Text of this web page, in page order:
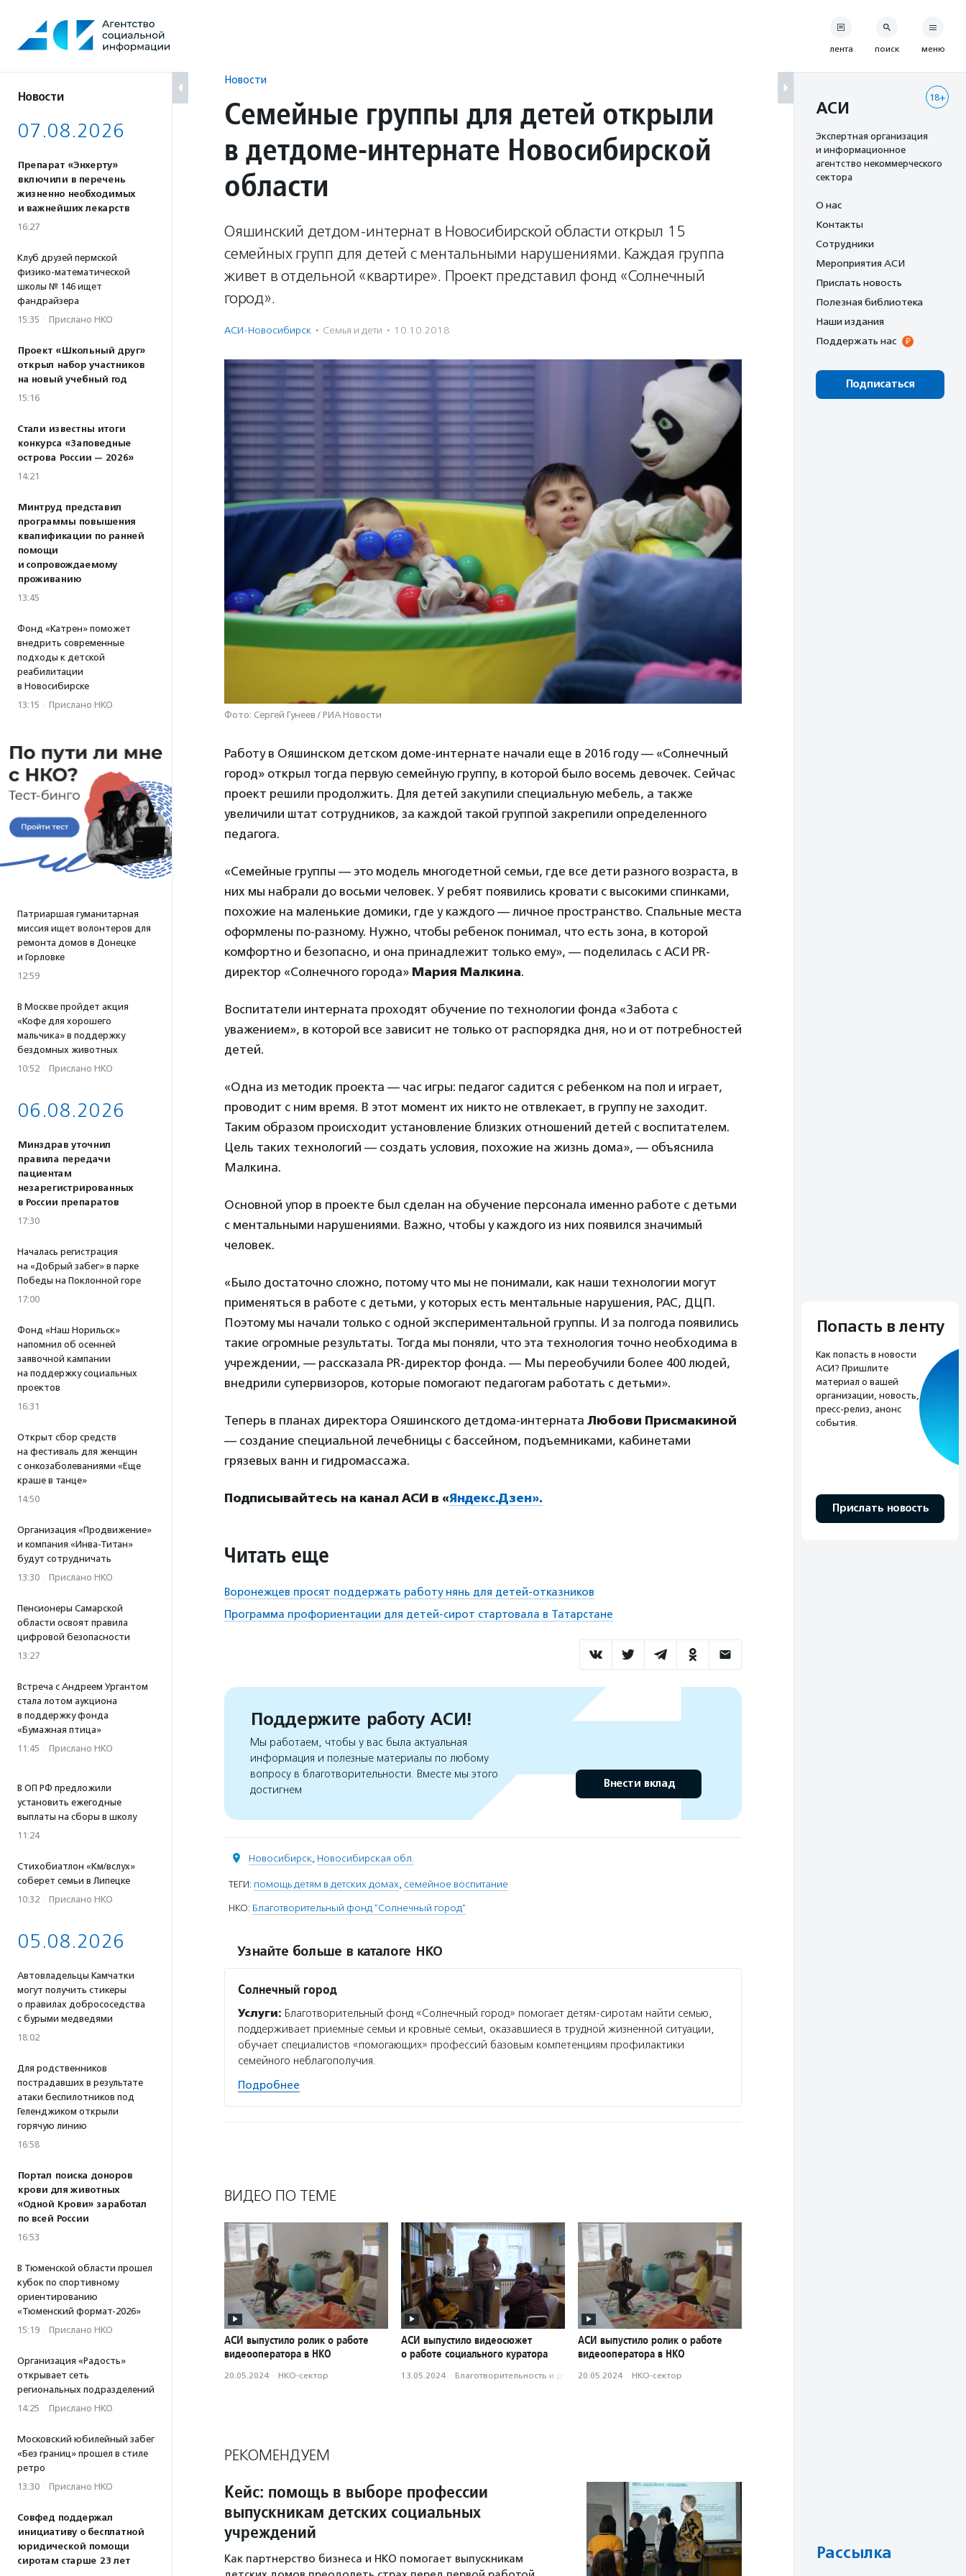
содержанию
Новости
07.08.2026
Препарат «Энхерту»
включили в перечень
жизненно необходимых
и важнейших лекарств
16:27
Клуб друзей пермской
физико-математической
школы № 146 ищет
фандрайзера
15:35 · Прислано НКО
Проект «Школьный друг»
открыл набор участников
на новый учебный год
15:16
Стали известны итоги
конкурса «Заповедные
острова России — 2026»
14:21
Минтруд представил
программы повышения
квалификации по ранней
помощи
и сопровождаемому
проживанию
13:45
Фонд «Катрен» поможет
внедрить современные
подходы к детской
реабилитации
в Новосибирске
13:15 · Прислано НКО
Патриаршая гуманитарная
миссия ищет волонтеров для
ремонта домов в Донецке
и Горловке
12:59
В Москве пройдет акция
«Кофе для хорошего
мальчика» в поддержку
бездомных животных
10:52 · Прислано НКО
06.08.2026
Минздрав уточнил
правила передачи
пациентам
незарегистрированных
в России препаратов
17:30
Началась регистрация
на «Добрый забег» в парке
Победы на Поклонной горе
17:00
Фонд «Наш Норильск»
напомнил об осенней
заявочной кампании
на поддержку социальных
проектов
16:31
Открыт сбор средств
на фестиваль для женщин
с онкозаболеваниями «Еще
краше в танце»
14:50
Организация «Продвижение»
и компания «Инва-Титан»
будут сотрудничать
13:30 · Прислано НКО
Пенсионеры Самарской
области освоят правила
цифровой безопасности
13:27
Встреча с Андреем Ургантом
стала лотом аукциона
в поддержку фонда
«Бумажная птица»
11:45 · Прислано НКО
В ОП РФ предложили
установить ежегодные
выплаты на сборы в школу
11:24
Стихобиатлон «Км/вслух»
соберет семьи в Липецке
10:32 · Прислано НКО
05.08.2026
Автовладельцы Камчатки
могут получить стикеры
о правилах добрососедства
с бурыми медведями
18:02
Для родственников
пострадавших в результате
атаки беспилотников под
Геленджиком открыли
горячую линию
16:58
Портал поиска доноров
крови для животных
«Одной Крови» заработал
по всей России
16:53
В Тюменской области прошел
кубок по спортивному
ориентированию
«Тюменский формат-2026»
15:19 · Прислано НКО
Организация «Радость»
открывает сеть
региональных подразделений
14:25 · Прислано НКО
Московский юбилейный забег
«Без границ» прошел в стиле
ретро
13:30 · Прислано НКО
Совфед поддержал
инициативу о бесплатной
юридической помощи
сиротам старше 23 лет
Новости
Семейные группы для детей открыли
в детдоме-интернате Новосибирской
области
Ояшинский детдом-интернат в Новосибирской области открыл 15
семейных групп для детей с ментальными нарушениями. Каждая группа
живет в отдельной «квартире». Проект представил фонд «Солнечный
город».
АСИ-Новосибирск · Семья и дети · 10.10.2018
Фото: Сергей Гунеев / РИА Новости
Работу в Ояшинском детском доме-интернате начали еще в 2016 году — «Солнечный
город» открыл тогда первую семейную группу, в которой было восемь девочек. Сейчас
проект решили продолжить. Для детей закупили специальную мебель, а также
увеличили штат сотрудников, за каждой такой группой закрепили определенного
педагога.
«Семейные группы — это модель многодетной семьи, где все дети разного возраста, в
них мы набрали до восьми человек. У ребят появились кровати с высокими спинками,
похожие на маленькие домики, где у каждого — личное пространство. Спальные места
оформлены по-разному. Нужно, чтобы ребенок понимал, что есть зона, в которой
комфортно и безопасно, и она принадлежит только ему», — поделилась с АСИ PR-
директор «Солнечного города» Мария Малкина.
Воспитатели интерната проходят обучение по технологии фонда «Забота с
уважением», в которой все зависит не только от распорядка дня, но и от потребностей
детей.
«Одна из методик проекта — час игры: педагог садится с ребенком на пол и играет,
проводит с ним время. В этот момент их никто не отвлекает, в группу не заходит.
Таким образом происходит установление близких отношений детей с воспитателем.
Цель таких технологий — создать условия, похожие на жизнь дома», — объяснила
Малкина.
Основной упор в проекте был сделан на обучение персонала именно работе с детьми
с ментальными нарушениями. Важно, чтобы у каждого из них появился значимый
человек.
«Было достаточно сложно, потому что мы не понимали, как наши технологии могут
применяться в работе с детьми, у которых есть ментальные нарушения, РАС, ДЦП.
Поэтому мы начали только с одной экспериментальной группы. И за полгода появились
такие огромные результаты. Тогда мы поняли, что эта технология точно необходима в
учреждении, — рассказала PR-директор фонда. — Мы переобучили более 400 людей,
внедрили супервизоров, которые помогают педагогам работать с детьми».
Теперь в планах директора Ояшинского детдома-интерната Любови Присмакиной
— создание специальной лечебницы с бассейном, подъемниками, кабинетами
грязевых ванн и гидромассажа.
Подписывайтесь на канал АСИ в «Яндекс.Дзен».
Читать еще
Воронежцев просят поддержать работу нянь для детей-отказников
Программа профориентации для детей-сирот стартовала в Татарстане
Поддержите работу АСИ!
Мы работаем, чтобы у вас была актуальная
информация и полезные материалы по любому
вопросу в благотворительности. Вместе мы этого
достигнем
Внести вклад
Новосибирск, Новосибирская обл.
ТЕГИ: помощь детям в детских домах, семейное воспитание
НКО: Благотворительный фонд "Солнечный город"
Узнайте больше в каталоге НКО
Солнечный город
Услуги: Благотворительный фонд «Солнечный город» помогает детям-сиротам найти семью,
поддерживает приемные семьи и кровные семьи, оказавшиеся в трудной жизненной ситуации,
обучает специалистов «помогающих» профессий базовым компетенциям профилактики
семейного неблагополучия.
Подробнее
ВИДЕО ПО ТЕМЕ
АСИ выпустило ролик о работе
видеооператора в НКО
20.05.2024 · НКО-сектор
АСИ выпустило видеосюжет
о работе социального куратора
13.05.2024 · Благотвори­тель­ность и доброволь­чест­во
АСИ выпустило ролик о работе
видеооператора в НКО
20.05.2024 · НКО-сектор
РЕКОМЕНДУЕМ
Кейс: помощь в выборе профессии
выпускникам детских социальных
учреждений
Как партнерство бизнеса и НКО помогает выпускникам
лента поиск меню
18+
АСИ
Экспертная организация
и информационное
агентство некоммерческого
сектора
О нас
Контакты
Сотрудники
Мероприятия АСИ
Прислать новость
Полезная библиотека
Наши издания
Поддержать нас
Подписаться
Попасть в ленту
Как попасть в новости
АСИ? Пришлите
материал о вашей
организации, новость,
пресс-релиз, анонс
события.
Прислать новость
Рассылка